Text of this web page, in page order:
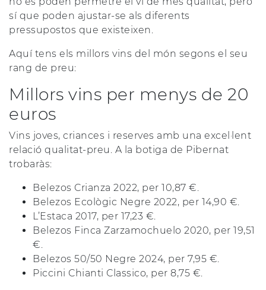
sí que poden ajustar-se als diferents
pressupostos que existeixen.
Aquí tens els millors vins del món segons el seu
rang de preu:
Millors vins per menys de 20
euros
Vins joves, criances i reserves amb una excel·lent
relació qualitat-preu. A la botiga de Pibernat
trobaràs:
Belezos Crianza 2022, per 10,87 €.
Belezos Ecològic Negre 2022, per 14,90 €.
L’Estaca 2017, per 17,23 €.
Belezos Finca Zarzamochuelo 2020, per 19,51
€.
Belezos 50/50 Negre 2024, per 7,95 €.
Piccini Chianti Classico, per 8,75 €.